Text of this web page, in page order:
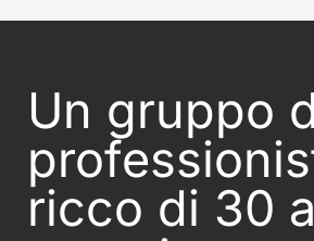
Un gruppo
ricco di 30